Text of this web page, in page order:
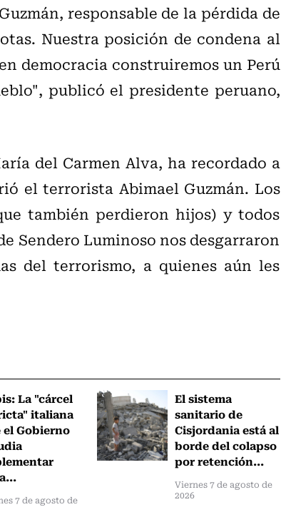
responsable de la pérdida de
Nuestra posición de condena al
democracia construiremos un Perú
publicó el presidente peruano,
del Carmen Alva, ha recordado a
el terrorista Abimael Guzmán. Los
también perdieron hijos) y todos
Sendero Luminoso nos desgarraron
del terrorismo, a quienes aún les
La "cárcel
italiana
el Gobierno
7 de agosto de
El sistema
sanitario de
Cisjordania está al
borde del colapso
por retención...
Viernes 7 de agosto de
2026